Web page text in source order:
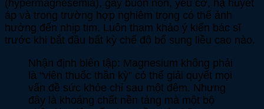
(hypermagnesemia), gây buồn nôn, yếu cơ, hạ huyết
áp và trong trường hợp nghiêm trọng có thể ảnh
hưởng đến nhịp tim. Luôn tham khảo ý kiến bác sĩ
trước khi bắt đầu bất kỳ chế độ bổ sung liều cao nào.
Nhận định biên tập: Magnesium không phải
là “viên thuốc thần kỳ” có thể giải quyết mọi
vấn đề sức khỏe chỉ sau một đêm. Nhưng
đây là khoáng chất nền tảng mà một bộ